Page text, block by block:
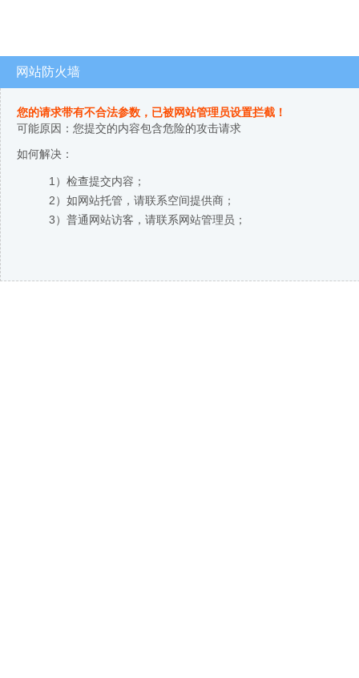
网站防火墙
您的请求带有不合法参数，已被网站管理员设置拦截！
可能原因：您提交的内容包含危险的攻击请求
如何解决：
1）检查提交内容；
2）如网站托管，请联系空间提供商；
3）普通网站访客，请联系网站管理员；